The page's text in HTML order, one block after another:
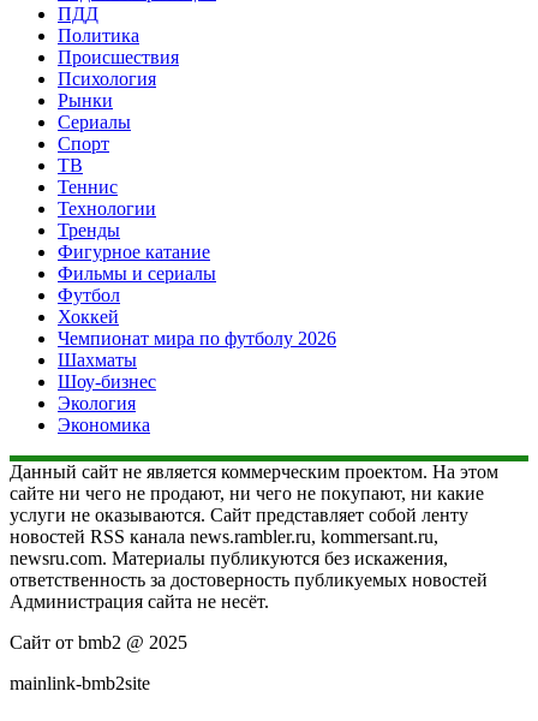
ПДД
Политика
Происшествия
Психология
Рынки
Сериалы
Спорт
ТВ
Теннис
Технологии
Тренды
Фигурное катание
Фильмы и сериалы
Футбол
Хоккей
Чемпионат мира по футболу 2026
Шахматы
Шоу-бизнес
Экология
Экономика
Данный сайт не является коммерческим проектом. На этом
сайте ни чего не продают, ни чего не покупают, ни какие
услуги не оказываются. Сайт представляет собой ленту
новостей RSS канала news.rambler.ru, kommersant.ru,
newsru.com. Материалы публикуются без искажения,
ответственность за достоверность публикуемых новостей
Администрация сайта не несёт.
Сайт от bmb2 @ 2025
mainlink-bmb2site